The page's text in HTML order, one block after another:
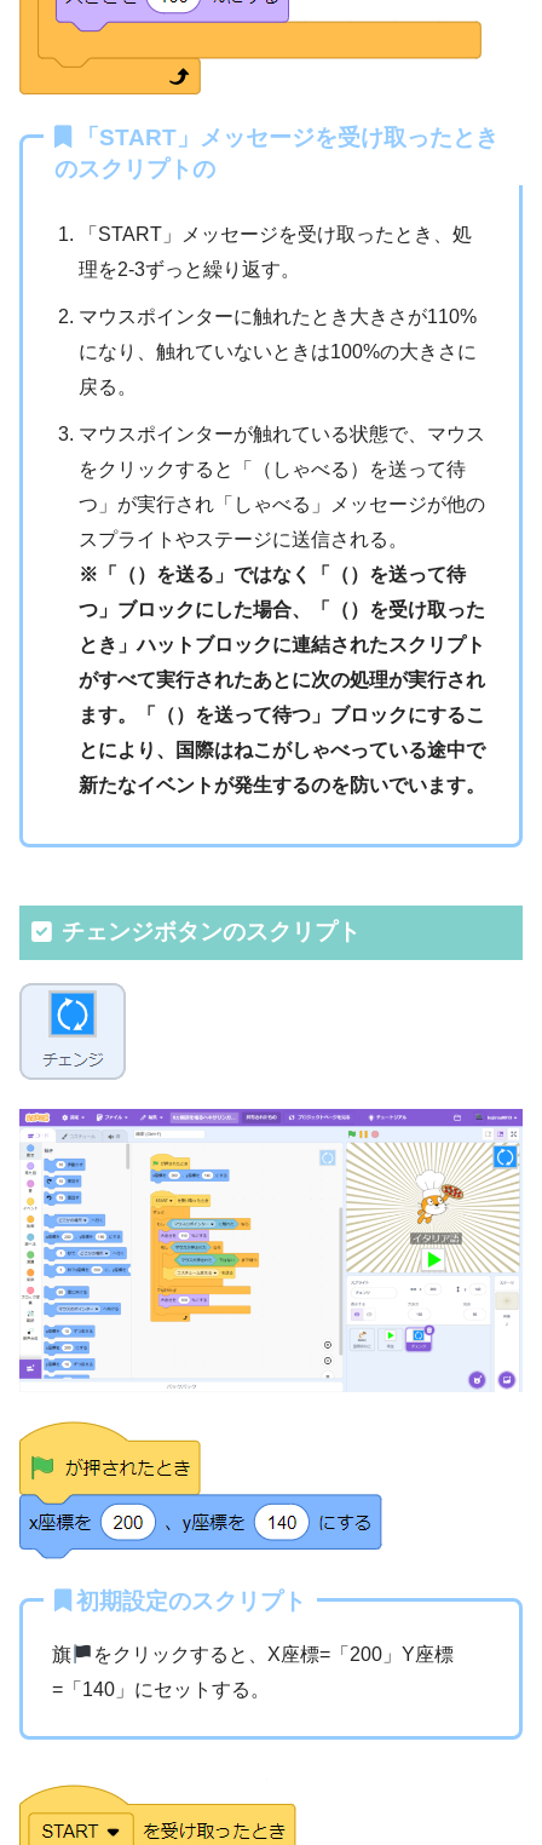
「START」メッセージを受け取ったとき
のスクリプトの
「START」メッセージを受け取ったとき、処
理を2-3ずっと繰り返す。
マウスポインターに触れたとき大きさが110%
になり、触れていないときは100%の大きさに
戻る。
マウスポインターが触れている状態で、マウス
をクリックすると「（しゃべる）を送って待
つ」が実行され「しゃべる」メッセージが他の
スプライトやステージに送信される。
※「（）を送る」ではなく「（）を送って待
つ」ブロックにした場合、「（）を受け取った
とき」ハットブロックに連結されたスクリプト
がすべて実行されたあとに次の処理が実行され
ます。「（）を送って待つ」ブロックにするこ
とにより、国際はねこがしゃべっている途中で
新たなイベントが発生するのを防いでいます。
チェンジボタンのスクリプト
初期設定のスクリプト
旗
をクリックすると、X座標=「200」Y座標
=「140」にセットする。